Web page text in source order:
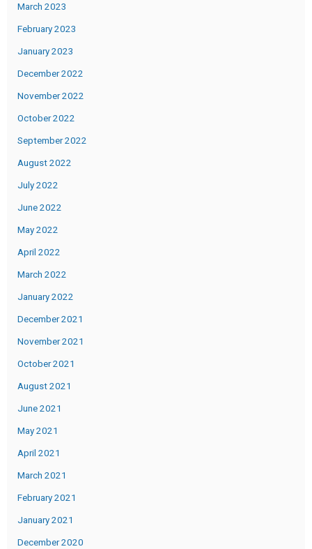
March 2023
February 2023
January 2023
December 2022
November 2022
October 2022
September 2022
August 2022
July 2022
June 2022
May 2022
April 2022
March 2022
January 2022
December 2021
November 2021
October 2021
August 2021
June 2021
May 2021
April 2021
March 2021
February 2021
January 2021
December 2020